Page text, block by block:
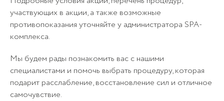
участвующих в акции, а также возможные
противопоказания уточняйте у администратора SPA-
комплекса.
Мы будем рады познакомить вас с нашими
специалистами и помочь выбрать процедуру, которая
подарит расслабление, восстановление сил и отличное
самочувствие.